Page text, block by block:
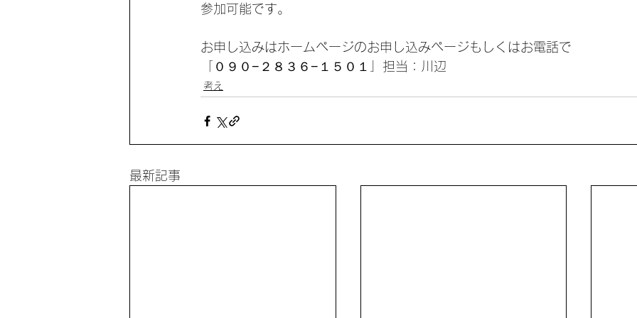
参加可能です。
お申し込みはホームページのお申し込みページもしくはお電話で
「０９０−２８３６−１５０１」担当：川辺
考え
最新記事